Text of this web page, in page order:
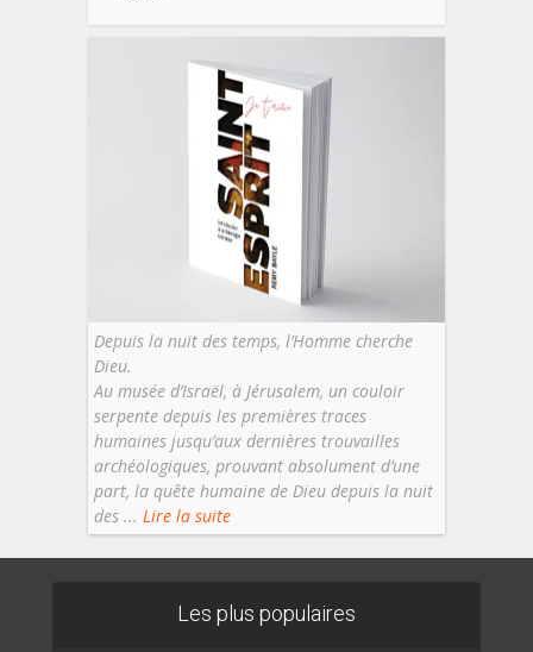
Depuis la nuit des temps, l’Homme cherche
Dieu.
Au musée d’Israël, à Jérusalem, un couloir
serpente depuis les premières traces
humaines jusqu’aux dernières trouvailles
archéologiques, prouvant absolument d’une
part, la quête humaine de Dieu depuis la nuit
des ... Lire la suite
Les plus populaires